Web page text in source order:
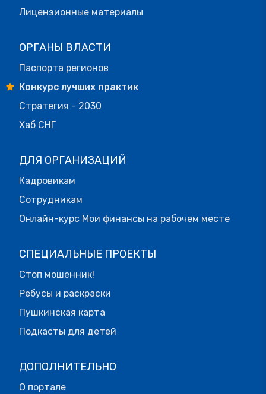
Лицензионные материалы
ОРГАНЫ ВЛАСТИ
Паспорта регионов
Конкурс лучших практик
Стратегия - 2030
Хаб СНГ
ДЛЯ ОРГАНИЗАЦИЙ
Кадровикам
Сотрудникам
Онлайн-курс Мои финансы на рабочем месте
СПЕЦИАЛЬНЫЕ ПРОЕКТЫ
Стоп мошенник!
Ребусы и раскраски
Пушкинская карта
Подкасты для детей
ДОПОЛНИТЕЛЬНО
О портале